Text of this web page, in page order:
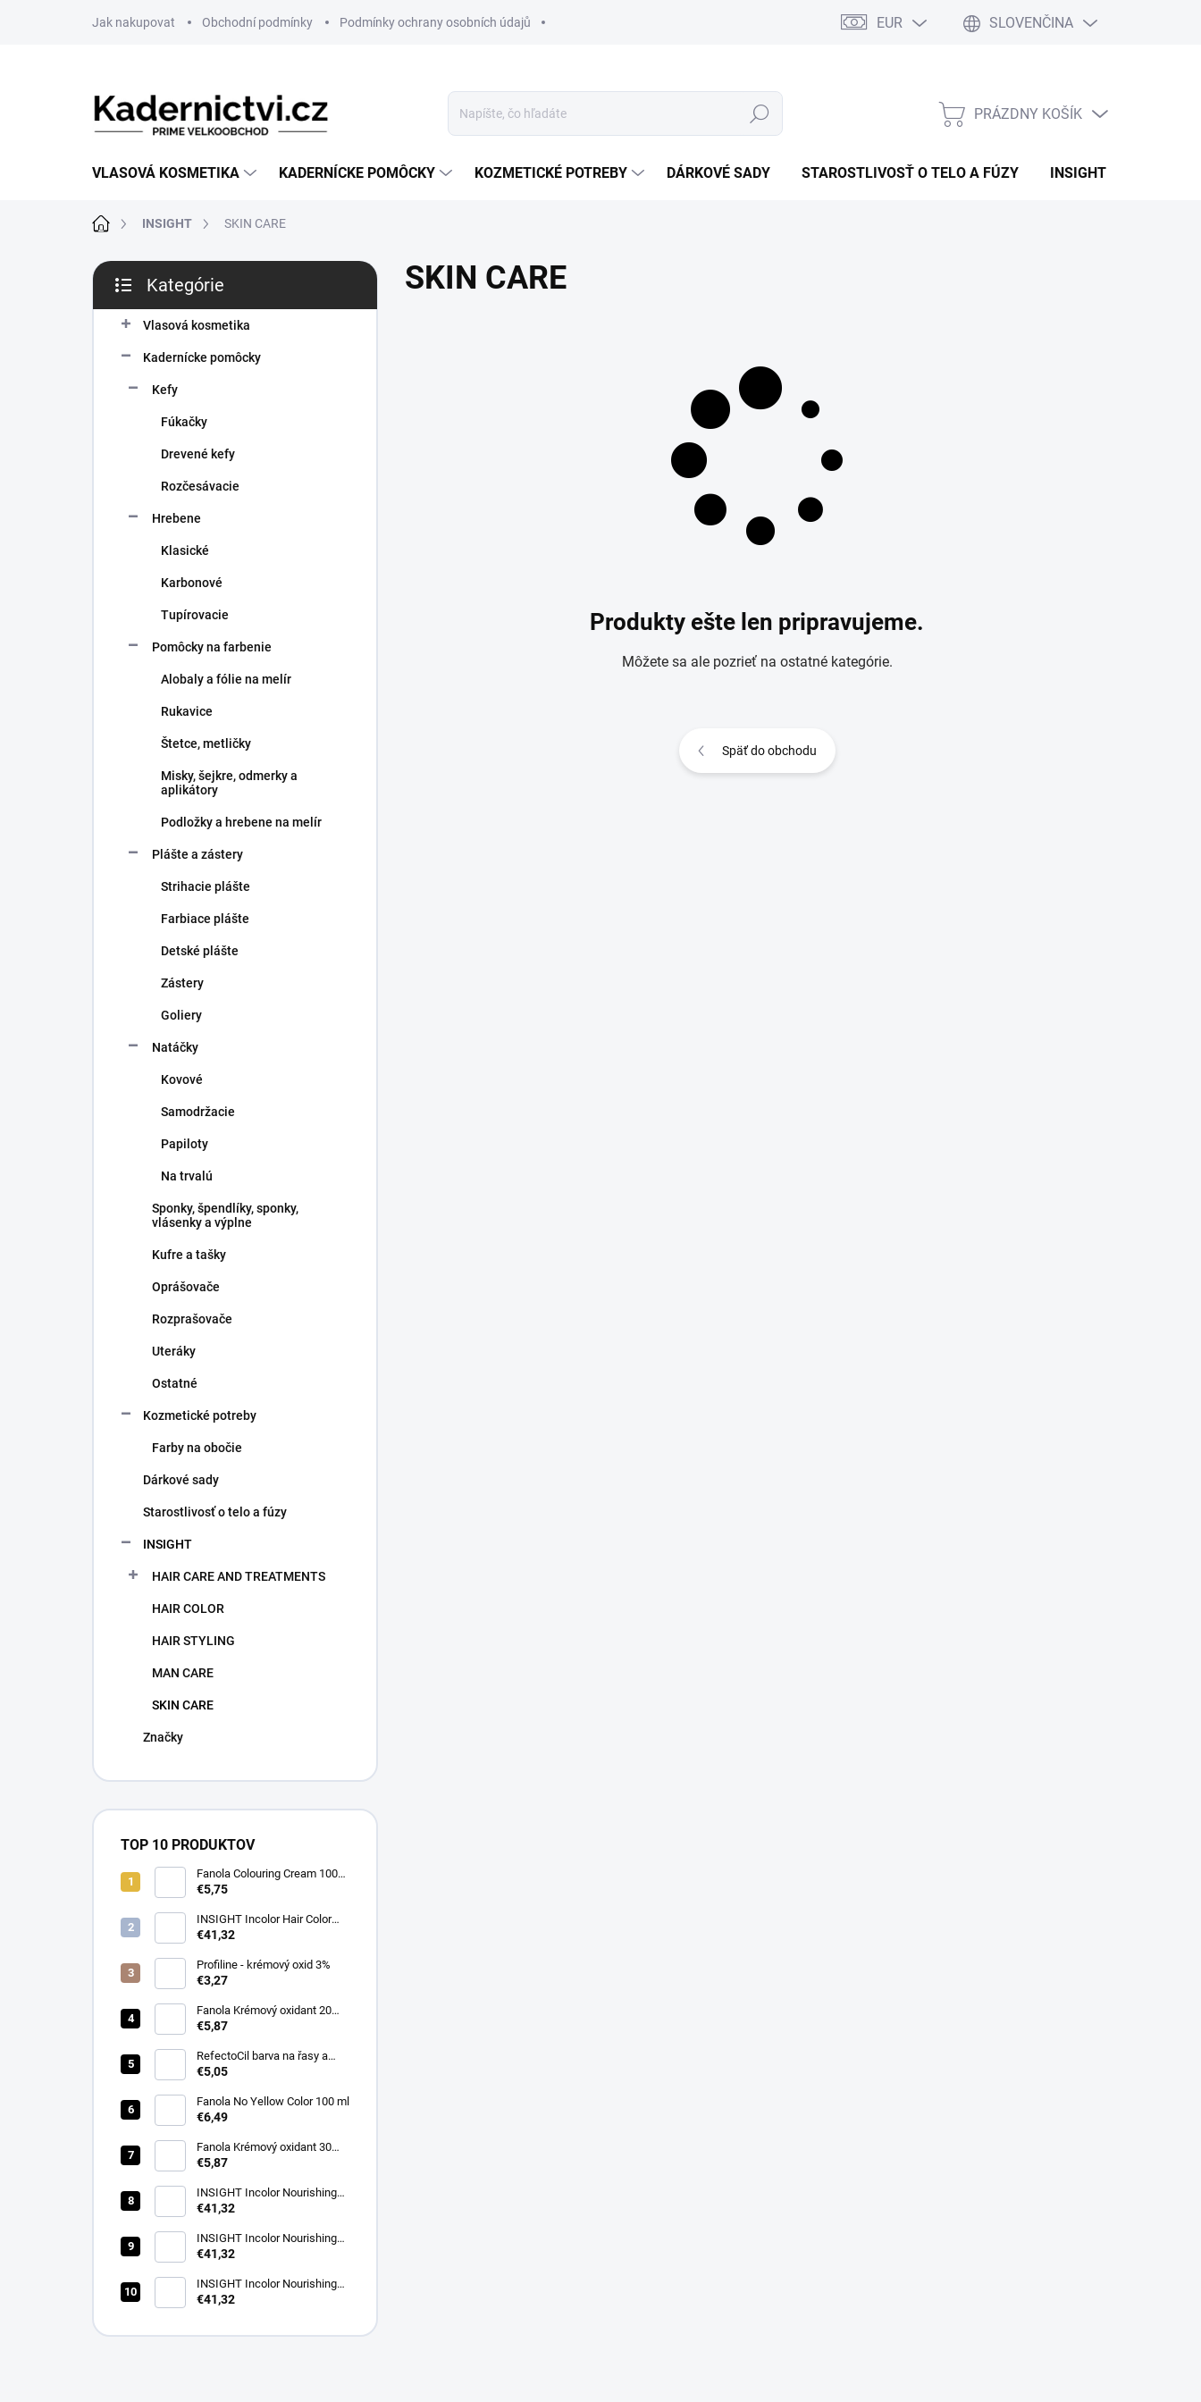
Jak nakupovat Obchodní podmínky Podmínky ochrany osobních údajů EUR SLOVENČINA
Hľadať
NÁKUPNÝ
PRÁZDNY KOŠÍK
VLASOVÁ KOSMETIKA KADERNÍCKE POMÔCKY KOZMETICKÉ POTREBY DÁRKOVÉ SADY STAROSTLIVOSŤ O TELO A FÚZY INSIGHT
DomovINSIGHT SKIN CARE
B
č
kategórie
Kategórie
Vlasová kosmetika
Kadernícke pomôcky
Kefy
Fúkačky
Drevené kefy
Rozčesávacie
Hrebene
Klasické
Karbonové
Tupírovacie
Pomôcky na farbenie
Alobaly a fólie na melír
Rukavice
Štetce, metličky
Misky, šejkre, odmerky a
aplikátory
Podložky a hrebene na melír
Plášte a zástery
Strihacie plášte
Farbiace plášte
Detské plášte
Zástery
Goliery
Natáčky
Kovové
Samodržacie
Papiloty
Na trvalú
Sponky, špendlíky, sponky,
vlásenky a výplne
Kufre a tašky
Oprášovače
Rozprašovače
Uteráky
Ostatné
Kozmetické potreby
Farby na obočie
Dárkové sady
Starostlivosť o telo a fúzy
INSIGHT
HAIR CARE AND TREATMENTS
HAIR COLOR
HAIR STYLING
MAN CARE
SKIN CARE
Značky
TOP 10 PRODUKTOV
Fanola Colouring Cream 100
ml
€5,75
INSIGHT Incolor Hair Color
100ml
€41,32
Profiline - krémový oxid 3%
€3,27
Fanola Krémový oxidant 20
VOL(6%)1000ml
€5,87
RefectoCil barva na řasy a
obočí 3.1 světle hnědá 15 ml
€5,05
Fanola No Yellow Color 100 ml
€6,49
Fanola Krémový oxidant 30
VOL (9%) 1000ml
€5,87
INSIGHT Incolor Nourishing
Color Activator 40 vol. (12%)
€41,32
INSIGHT Incolor Nourishing
Color Activator 30 vol. (9%)
€41,32
INSIGHT Incolor Nourishing
Color Activator 20 vol. (6%)
€41,32
SKIN CARE
Produkty ešte len pripravujeme.
Môžete sa ale pozrieť na ostatné kategórie.
Späť do obchodu